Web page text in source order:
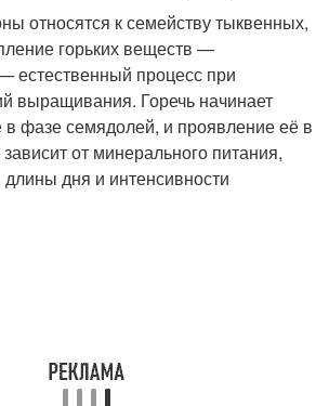
относятся к семейству тыквенных,
горьких веществ —
естественный процесс при
выращивания. Горечь начинает
в фазе семядолей, и проявление её в
от минерального питания,
дня и интенсивности